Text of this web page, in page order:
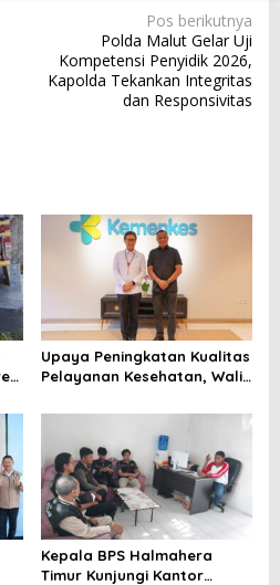
Pos berikutnya
Polda Malut Gelar Uji
Kompetensi Penyidik 2026,
Kapolda Tekankan Integritas
dan Responsivitas
Upaya Peningkatan Kualitas
Pelayanan Kesehatan, Wali
Audiensi dengan Menkes RI
Kepala BPS Halmahera
Timur Kunjungi Kantor